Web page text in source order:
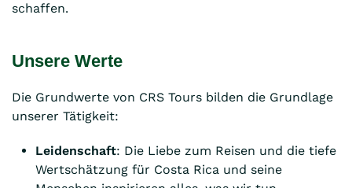
schaffen.
Unsere Werte
Die Grundwerte von CRS Tours bilden die Grundlage
unserer Tätigkeit:
Leidenschaft: Die Liebe zum Reisen und die tiefe
Wertschätzung für Costa Rica und seine